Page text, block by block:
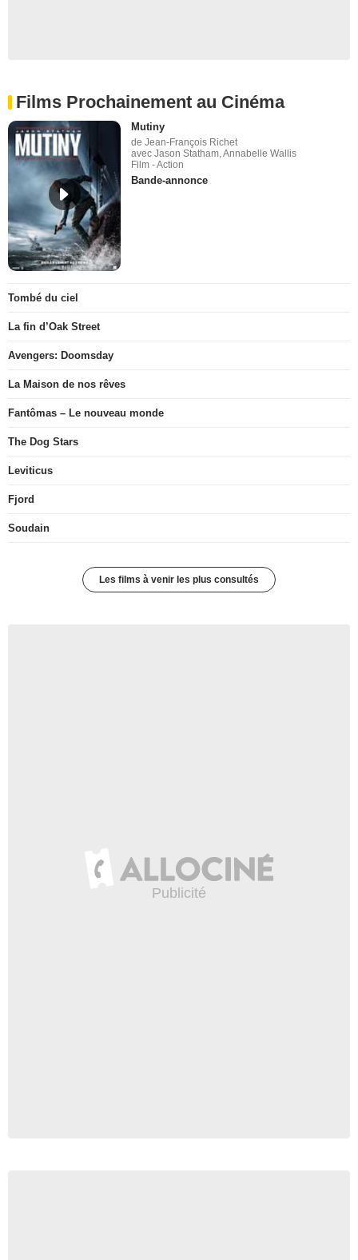
Films Prochainement au Cinéma
Mutiny
de Jean-François Richet
avec Jason Statham, Annabelle Wallis
Film - Action
Bande-annonce
Tombé du ciel
La fin d’Oak Street
Avengers: Doomsday
La Maison de nos rêves
Fantômas – Le nouveau monde
The Dog Stars
Leviticus
Fjord
Soudain
Les films à venir les plus consultés